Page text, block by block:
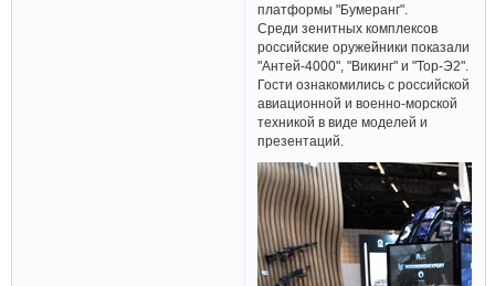
платформы "Бумеранг".
Среди зенитных комплексов
российские оружейники показали
"Антей-4000", "Викинг" и "Тор-Э2".
Гости ознакомились с российской
авиационной и военно-морской
техникой в виде моделей и
презентаций.